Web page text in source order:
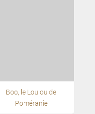
Boo, le Loulou de
Poméranie